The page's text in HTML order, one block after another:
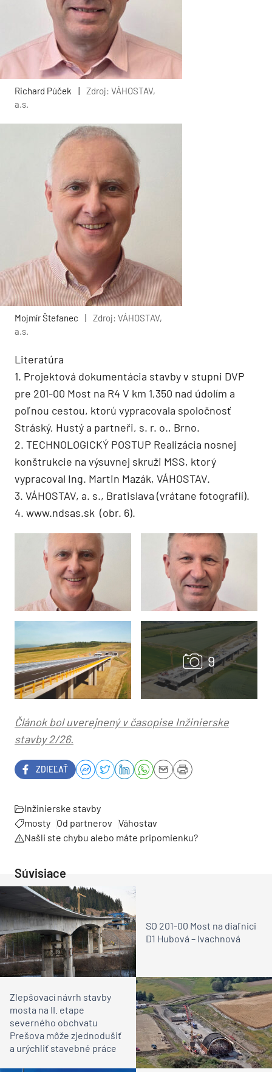
Richard Púček |
Zdroj: VÁHOSTAV,
a.s.
Mojmír Štefanec |
Zdroj: VÁHOSTAV,
a.s.
Literatúra
1. Projektová dokumentácia stavby v stupni DVP
pre 201-00 Most na R4 V km 1,350 nad údolím a
poľnou cestou, ktorú vypracovala spoločnosť
Stráský, Hustý a partneři, s. r. o., Brno.
2. TECHNOLOGICKÝ POSTUP Realizácia nosnej
konštrukcie na výsuvnej skruži MSS, ktorý
vypracoval Ing. Martin Mazák, VÁHOSTAV.
3. VÁHOSTAV, a. s., Bratislava (vrátane fotografií).
4. www.ndsas.sk (obr. 6).
Článok bol uverejnený v časopise Inžinierske
stavby 2/26.
ZDIEĽAŤ
Inžinierske stavby
mosty Od partnerov Váhostav
Našli ste chybu alebo máte pripomienku?
Súvisiace
SO 201-00 Most na diaľnici
D1 Hubová – Ivachnová
Zlepšovací návrh stavby
mosta na II. etape
severného obchvatu
Prešova môže zjednodušiť
a urýchliť stavebné práce